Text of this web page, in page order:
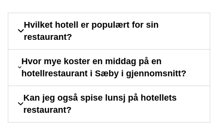
Hvilket hotell er populært for sin
restaurant?
Hvor mye koster en middag på en
hotellrestaurant i Sæby i gjennomsnitt?
Kan jeg også spise lunsj på hotellets
restaurant?